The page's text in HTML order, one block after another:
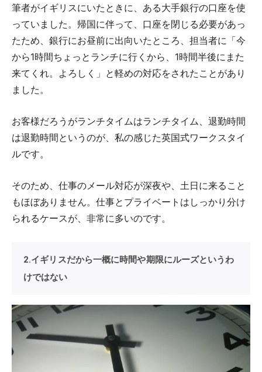
筆者がイギリスにいたときに、ある大手銀行の口座を使
っていました。帰国に伴って、口座を閉じる必要があっ
たため、銀行にお昼前に出向いたところ、担当者に「今
から1時間ちょっとランチに行くから、1時間半後にまた
来てくれ。よろしく」と軽めの対応をされたことがあり
ました。
お客様だろうがランチタイムはランチタイム、退勤時間
は退勤時間というのが、私の感じた英国式ワークスタイ
ルです。
そのため、仕事のメール対応が深夜や、土日に来ること
もほぼありません。仕事とプライベートはしっかり分け
られるケースが、非常に多いのです。
2.イギリスだから一概に時間や期限にルーズというわ
けではない